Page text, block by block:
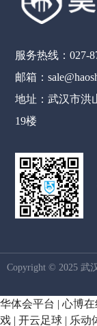
服务热线：027-
邮箱：
地址：武汉市洪
19楼
Copyright © 2025 武
华体会平台 | 心博在
戏 | 开云足球 | 乐动